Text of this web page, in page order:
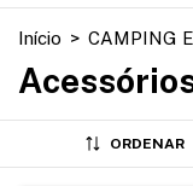
Início > CAMPING
ORDENAR